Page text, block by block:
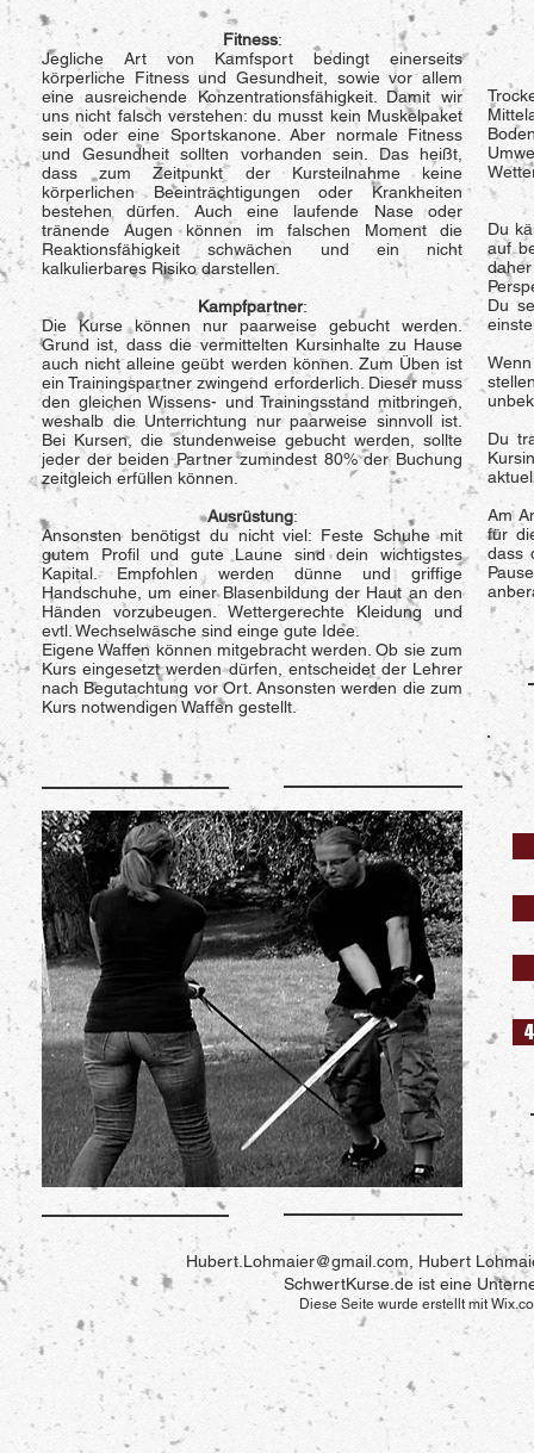
Fitness:
Jegliche Art von Kamfsport bedingt einerseits
körperliche Fitness und Gesundheit, sowie vor allem
eine ausreichende Konzentrationsfähigkeit. Damit wir
uns nicht falsch verstehen: du musst kein Muskelpaket
sein oder eine Sportskanone. Aber normale Fitness
und Gesundheit sollten vorhanden sein. Das heißt,
dass zum Zeitpunkt der Kursteilnahme keine
körperlichen Beeinträchtigungen oder Krankheiten
bestehen dürfen. Auch eine laufende Nase oder
tränende Augen können im falschen Moment die
Reaktionsfähigkeit schwächen und ein nicht
kalkulierbares Risiko darstellen.
Kampfpartner:
Die Kurse können nur paarweise gebucht werden.
Grund ist, dass die vermittelten Kursinhalte zu Hause
auch nicht alleine geübt werden können. Zum Üben ist
ein Trainingspartner zwingend erforderlich. Dieser muss
den gleichen Wissens- und Trainingsstand mitbringen,
weshalb die Unterrichtung nur paarweise sinnvoll ist.
Bei Kursen, die stundenweise gebucht werden, sollte
jeder der beiden Partner zumindest 80% der Buchung
zeitgleich erfüllen können.
Ausrüstung:
Ansonsten benötigst du nicht viel: Feste Schuhe mit
gutem Profil und gute Laune sind dein wichtigstes
Kapital. Empfohlen werden dünne und griffige
Handschuhe, um einer Blasenbildung der Haut an den
Händen vorzubeugen. Wettergerechte Kleidung und
evtl. Wechselwäsche sind einge gute Idee.
Eigene Waffen können mitgebracht werden. Ob sie zum
Kurs eingesetzt werden dürfen, entscheidet der Lehrer
nach Begutachtung vor Ort. Ansonsten werden die zum
Kurs notwendigen Waffen gestellt.
Du
auf
Du
Du
Am
für
dass
Hubert.Lohmaier@gmail.com , Hubert
SchwertKurse.de ist eine
Diese Seite wurde erstellt mit